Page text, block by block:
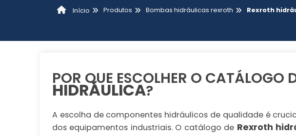
Início Produtos Bombas hidráulicas rexroth Rexroth
POR QUE ESCOLHER O CATÁLOGO
HIDRÁULICA?
A escolha de componentes hidráulicos de qualidade é
dos equipamentos industriais. O catálogo de Rexroth